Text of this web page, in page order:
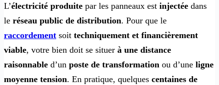
L’électricité produite par les panneaux est injectée dans
le réseau public de distribution. Pour que le
raccordement soit techniquement et financièrement
viable, votre bien doit se situer à une distance
raisonnable d’un poste de transformation ou d’une ligne
moyenne tension. En pratique, quelques centaines de